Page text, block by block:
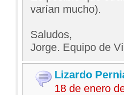
varían mucho).
Saludos,
Jorge. Equipo de
Lizardo
18 de enero